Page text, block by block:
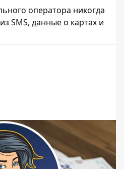
оператора никогда
SMS, данные о картах и